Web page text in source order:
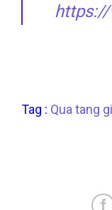
Tag : Qua tang